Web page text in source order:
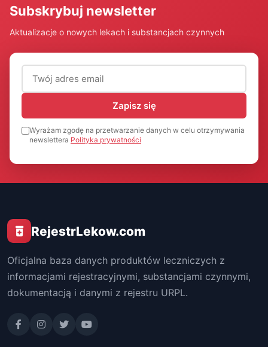
Subskrybuj newsletter
Aktualizacje o nowych lekach i substancjach czynnych
Adres email (wymagany)
Zapisz się
Wyrażam zgodę na przetwarzanie danych w celu otrzymywania
newslettera Polityka prywatności
RejestrLekow.com
Oficjalna baza danych produktów leczniczych z
informacjami rejestracyjnymi, substancjami czynnymi,
dokumentacją i danymi z rejestru URPL.